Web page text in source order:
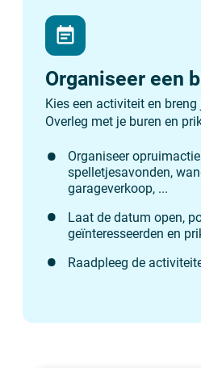
event_note
Organiseer een
Kies een activiteit en
Overleg met je buren en
Organiseer
spelletjesavonden,
garageverkoop, ...
Laat de datum open,
geïnteresseerden en
Raadpleeg de